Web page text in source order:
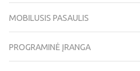
MOBILUSIS PASAULIS
PROGRAMINĖ ĮRANGA